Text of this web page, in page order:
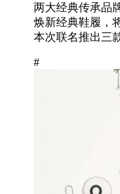
两大经典传承品
焕新经典鞋履，
本次联名推出三
#